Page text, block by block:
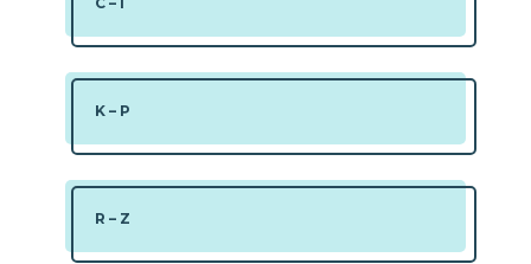
K – P
R – Z